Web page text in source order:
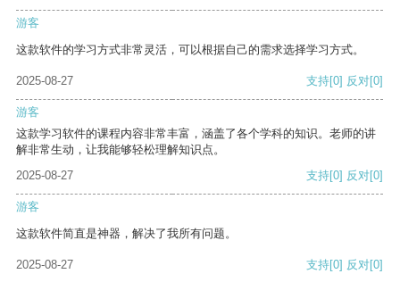
游客
这款软件的学习方式非常灵活，可以根据自己的需求选择学习方式。
2025-08-27 支持[0] 反对[0]
游客
这款学习软件的课程内容非常丰富，涵盖了各个学科的知识。老师的讲
解非常生动，让我能够轻松理解知识点。
2025-08-27
支持[0] 反对[0]
游客
这款软件简直是神器，解决了我所有问题。
2025-08-27 支持[0] 反对[0]